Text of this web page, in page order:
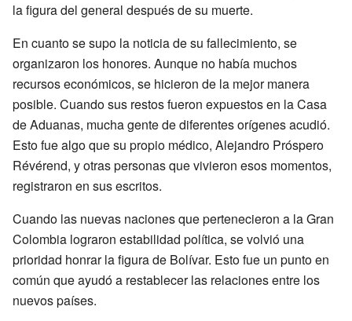
la figura del general después de su muerte.
En cuanto se supo la noticia de su fallecimiento, se
organizaron los honores. Aunque no había muchos
recursos económicos, se hicieron de la mejor manera
posible. Cuando sus restos fueron expuestos en la Casa
de Aduanas, mucha gente de diferentes orígenes acudió.
Esto fue algo que su propio médico, Alejandro Próspero
Révérend, y otras personas que vivieron esos momentos,
registraron en sus escritos.
Cuando las nuevas naciones que pertenecieron a la Gran
Colombia lograron estabilidad política, se volvió una
prioridad honrar la figura de Bolívar. Esto fue un punto en
común que ayudó a restablecer las relaciones entre los
nuevos países.